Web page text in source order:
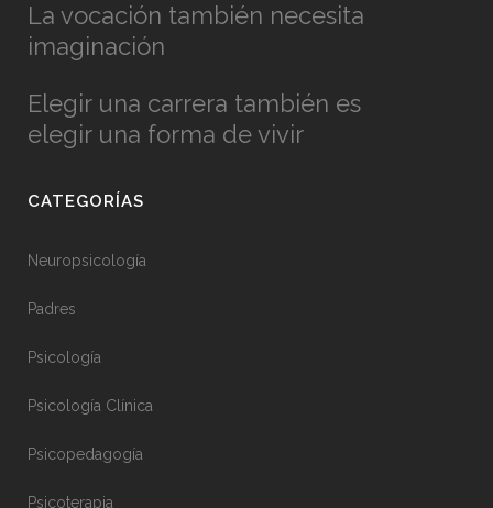
La vocación también necesita
imaginación
Elegir una carrera también es
elegir una forma de vivir
CATEGORÍAS
Neuropsicología
Padres
Psicología
Psicología Clínica
Psicopedagogía
Psicoterapia